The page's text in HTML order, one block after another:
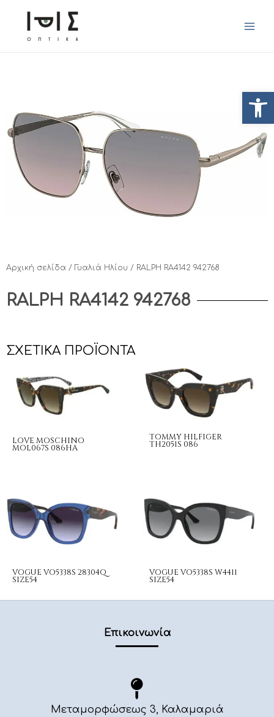
Αρχική σελίδα / Γυαλιά Ηλίου / RALPH RA4142 942768
RALPH RA4142 942768
ΣΧΕΤΙΚΆ ΠΡΟΪΌΝΤΑ
LOVE MOSCHINO
MOL067S 086HA
TOMMY HILFIGER
TH2051S 086
VOGUE VO5338S 28304Q
SIZE54
VOGUE VO5338S W4411
SIZE54
Επικοινωνία
Μεταμορφώσεως 3, Καλαμαριά